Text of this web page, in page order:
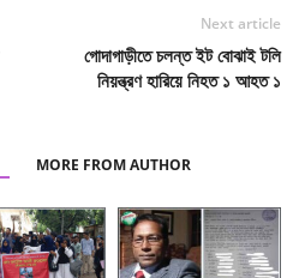
Next article
গোদাগাড়ীতে চলন্ত ইট বোঝাই টলি
নিয়ন্ত্রণ হারিয়ে নিহত ১ আহত ১
MORE FROM AUTHOR